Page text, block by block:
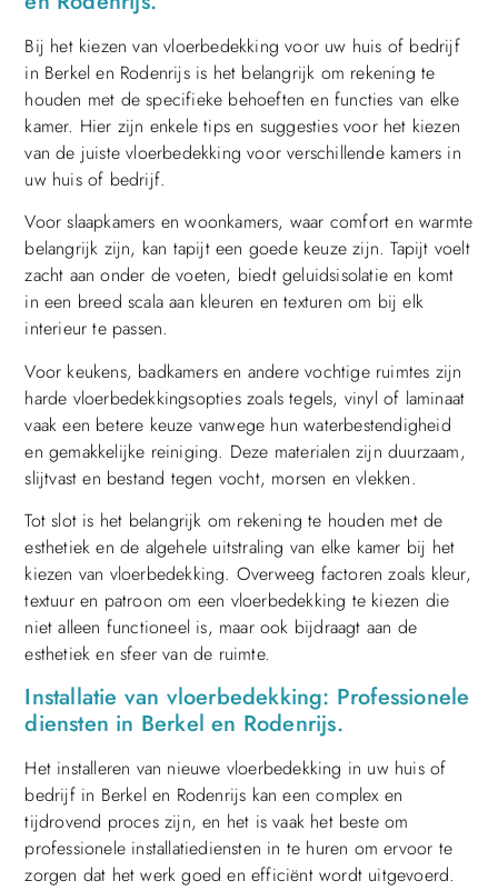
Bij het kiezen van vloerbedekking voor uw huis of bedrijf
in Berkel en Rodenrijs is het belangrijk om rekening te
houden met de specifieke behoeften en functies van elke
kamer. Hier zijn enkele tips en suggesties voor het kiezen
van de juiste vloerbedekking voor verschillende kamers in
uw huis of bedrijf.
Voor slaapkamers en woonkamers, waar comfort en warmte
belangrijk zijn, kan tapijt een goede keuze zijn. Tapijt voelt
zacht aan onder de voeten, biedt geluidsisolatie en komt
in een breed scala aan kleuren en texturen om bij elk
interieur te passen.
Voor keukens, badkamers en andere vochtige ruimtes zijn
harde vloerbedekkingsopties zoals tegels, vinyl of laminaat
vaak een betere keuze vanwege hun waterbestendigheid
en gemakkelijke reiniging. Deze materialen zijn duurzaam,
slijtvast en bestand tegen vocht, morsen en vlekken.
Tot slot is het belangrijk om rekening te houden met de
esthetiek en de algehele uitstraling van elke kamer bij het
kiezen van vloerbedekking. Overweeg factoren zoals kleur,
textuur en patroon om een vloerbedekking te kiezen die
niet alleen functioneel is, maar ook bijdraagt aan de
esthetiek en sfeer van de ruimte.
Installatie van vloerbedekking: Professionele
diensten in Berkel en Rodenrijs.
Het installeren van nieuwe vloerbedekking in uw huis of
bedrijf in Berkel en Rodenrijs kan een complex en
tijdrovend proces zijn, en het is vaak het beste om
professionele installatiediensten in te huren om ervoor te
zorgen dat het werk goed en efficiënt wordt uitgevoerd.